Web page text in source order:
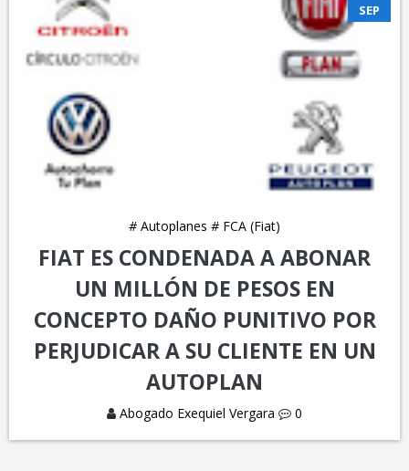
SEP
# Autoplanes # FCA (Fiat)
FIAT ES CONDENADA A ABONAR
UN MILLÓN DE PESOS EN
CONCEPTO DAÑO PUNITIVO POR
PERJUDICAR A SU CLIENTE EN UN
AUTOPLAN
Abogado Exequiel Vergara 0